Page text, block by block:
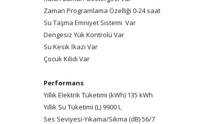
Zaman Programlama Özelliği 0-24 saat
Su Taşma Emniyet Sistemi Var
Dengesiz Yük Kontrolü Var
Su Kesik İkazı Var
Çocuk Kilidi Var
Performans
Yıllık Elektrik Tüketimi (kWh) 135 kWh
Yıllık Su Tüketimi (L) 9900 L
Ses Seviyesi-Yıkama/Sıkma (dB) 56/7